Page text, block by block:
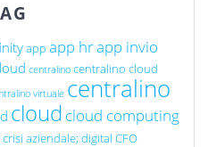
app app hrapp invio
centralino centralino cloud
virtuale centralino
cloud cloud computing
aziendale; digital CFO